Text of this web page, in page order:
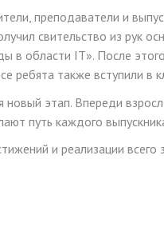
преподаватели и
свительство из рук
в области IT». После
ребята также вступили в
новый этап. Впереди
путь каждого
и реализации